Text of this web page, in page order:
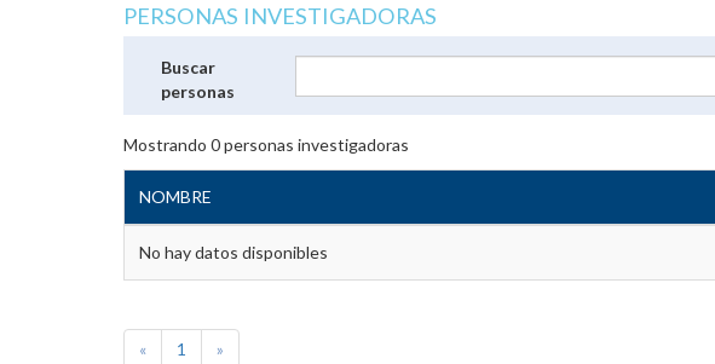
PERSONAS INVESTIGADORAS
Buscar
personas
Mostrando 0personas investigadoras
NOMBRE
No hay datos disponibles
« 1 »